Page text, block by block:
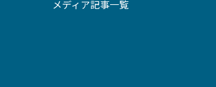
メディア記事一覧